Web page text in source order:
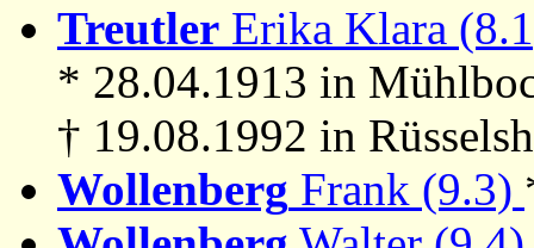
Treutler Erika Klara
* 28.04.1913 in
† 19.08.1992 in
Wollenberg Frank (9.3)